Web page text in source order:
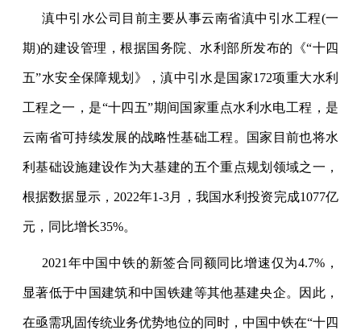
滇中引水公司目前主要从事云南省滇中引水工程(一
期)的建设管理，根据国务院、水利部所发布的《“十四
五”水安全保障规划》，滇中引水是国家172项重大水利
工程之一，是“十四五”期间国家重点水利水电工程，是
云南省可持续发展的战略性基础工程。国家目前也将水
利基础设施建设作为大基建的五个重点规划领域之一，
根据数据显示， 2022年1-3月，我国水利投资完成1077亿
元，同比增长35%。
2021 年中国中铁的新签合同额同比增速仅为4.7% ，
显著低于中国建筑和中国铁建等其他基建央企。因此，
在亟需巩固传统业务优势地位的同时，中国中铁在“十四